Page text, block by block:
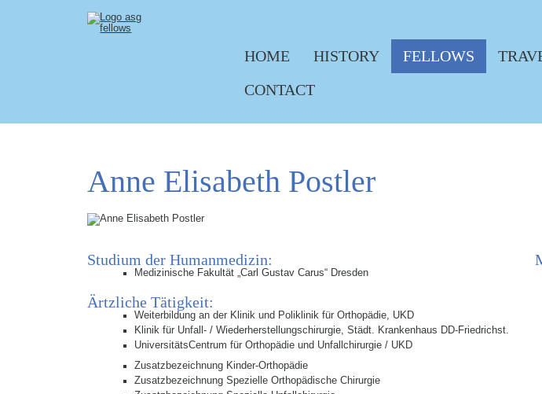
HOME HISTORY FELLOWS
CONTACT
Anne Elisabeth Postler
Studium der Humanmedizin:
Medizinische Fakultät „Carl Gustav Carus“ Dresden
Ärtzliche Tätigkeit:
Weiterbildung an der Klinik und Poliklinik für Orthopädie, UKD
Klinik für Unfall- / Wiederherstellungschirurgie, Städt. Krankenhaus DD-Friedrichst.
UniversitätsCentrum für Orthopädie und Unfallchirurgie / UKD
Zusatzbezeichnung Kinder-Orthopädie
Zusatzbezeichnung Spezielle Orthopädische Chirurgie